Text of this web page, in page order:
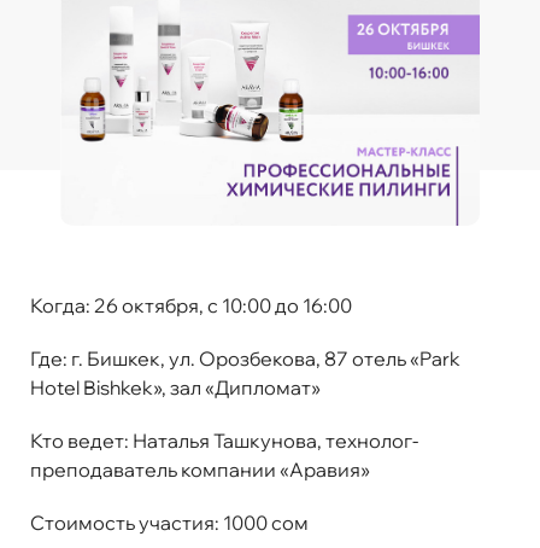
Когда: 26 октября, с 10:00 до 16:00
Где: г. Бишкек, ул. Орозбекова, 87 отель «Park
Hotel Bishkek», зал «Дипломат»
Кто ведет: Наталья Ташкунова, технолог-
преподаватель компании «Аравия»
Стоимость участия: 1000 сом